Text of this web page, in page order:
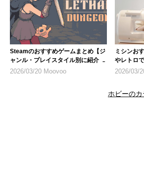
Steamのおすすめゲームまとめ【ジ
ャンル・プレイスタイル別に紹介】
2026/03/20 Moovoo
ミシンお
やレトロ
2026/03/
ホビーの